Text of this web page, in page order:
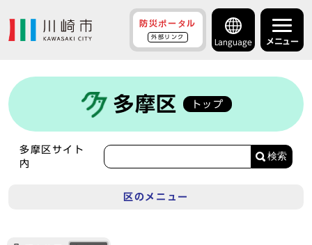
防災ポータル
外部リンク
Language メニュー
多摩区 トップ
多摩区サイト
内
検索
区のメニュー